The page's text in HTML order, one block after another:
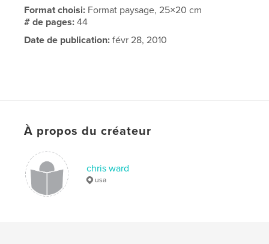
Format choisi: Format paysage, 25×20 cm
# de pages:44
Date de publication: févr 28, 2010
À propos du créateur
chris ward
usa